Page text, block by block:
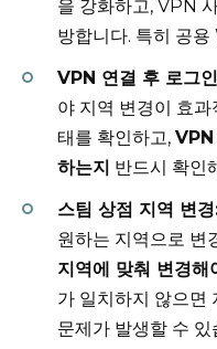
을 강화하고, VPN
방합니다. 특히 공
VPN 연결 후 로그
야 지역 변경이 효
태를 확인하고, VPN
하는지 반드시 확인
스팀 상점 지역 변
원하는 지역으로 변
지역에 맞춰 변경해
가 일치하지 않으면
문제가 발생할 수